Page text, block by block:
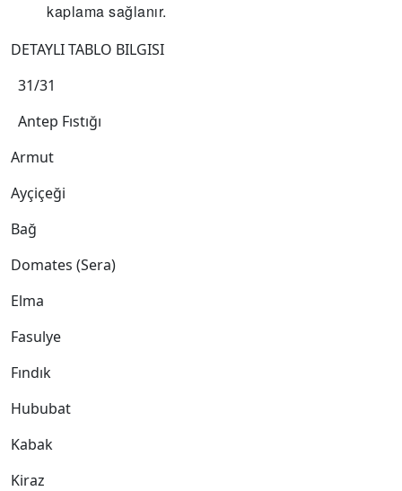
kaplama sağlanır.
DETAYLI TABLO BILGISI
31/31
Antep Fıstığı
Armut
Ayçiçeği
Bağ
Domates (Sera)
Elma
Fasulye
Fındık
Hububat
Kabak
Kiraz